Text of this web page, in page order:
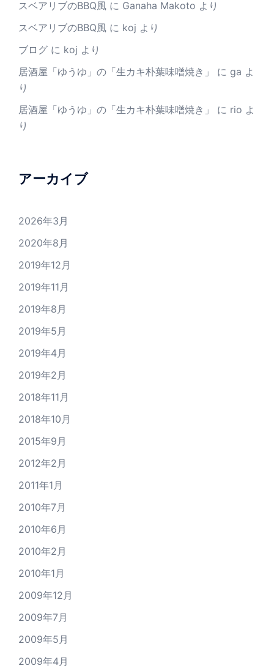
スベアリブのBBQ風 に Ganaha Makoto より
スベアリブのBBQ風 に koj より
ブログ に koj より
居酒屋「ゆうゆ」の「生カキ朴葉味噌焼き」
に ga よ
り
居酒屋「ゆうゆ」の「生カキ朴葉味噌焼き」
に rio よ
り
アーカイブ
2026年3月
2020年8月
2019年12月
2019年11月
2019年8月
2019年5月
2019年4月
2019年2月
2018年11月
2018年10月
2015年9月
2012年2月
2011年1月
2010年7月
2010年6月
2010年2月
2010年1月
2009年12月
2009年7月
2009年5月
2009年4月